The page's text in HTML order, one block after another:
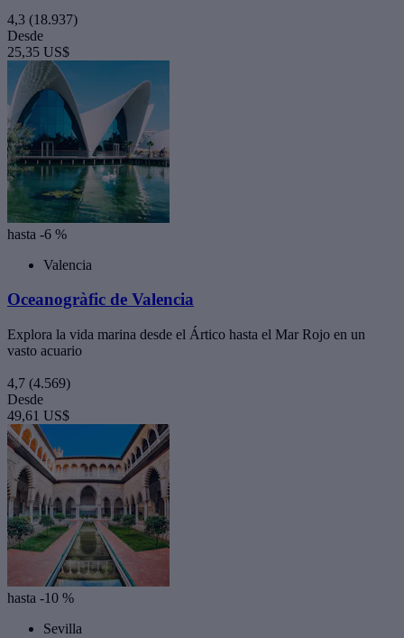
4,3 (18.937)
Desde
25,35 US$
hasta -6 %
Valencia
Oceanogràfic de Valencia
Explora la vida marina desde el Ártico hasta el Mar Rojo en un
vasto acuario
4,7 (4.569)
Desde
49,61 US$
hasta -10 %
Sevilla